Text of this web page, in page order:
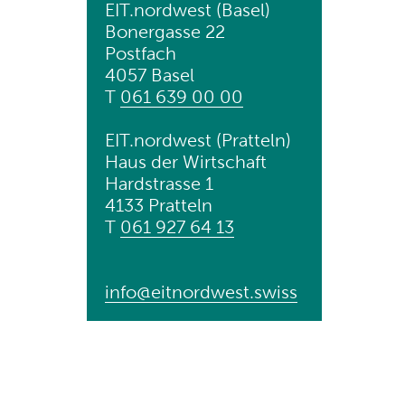
EIT.nordwest (Basel)
Bonergasse 22
Postfach
4057 Basel
T 061 639 00 00
EIT.nordwest (Pratteln)
Haus der Wirtschaft
Hardstrasse 1
4133 Pratteln
T 061 927 64 13
info@eitnordwest.swiss